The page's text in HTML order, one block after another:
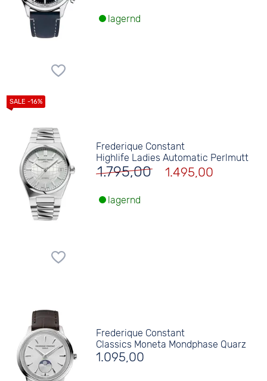
lagernd
Frederique Constant
Highlife Ladies Automatic Perlmutt
1.795,00 1.495,00
lagernd
Frederique Constant
Classics Moneta Mondphase Quarz
1.095,00